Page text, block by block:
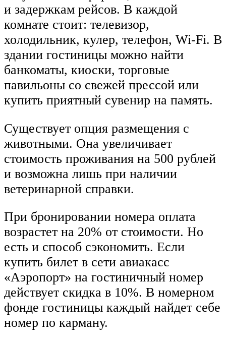
и задержкам рейсов. В каждой
комнате стоит: телевизор,
холодильник, кулер, телефон, Wi-Fi. В
здании гостиницы можно найти
банкоматы, киоски, торговые
павильоны со свежей прессой или
купить приятный сувенир на память.
Существует опция размещения с
животными. Она увеличивает
стоимость проживания на 500 рублей
и возможна лишь при наличии
ветеринарной справки.
При бронировании номера оплата
возрастет на 20% от стоимости. Но
есть и способ сэкономить. Если
купить билет в сети авиакасс
«Аэропорт» на гостиничный номер
действует скидка в 10%. В номерном
фонде гостиницы каждый найдет себе
номер по карману.